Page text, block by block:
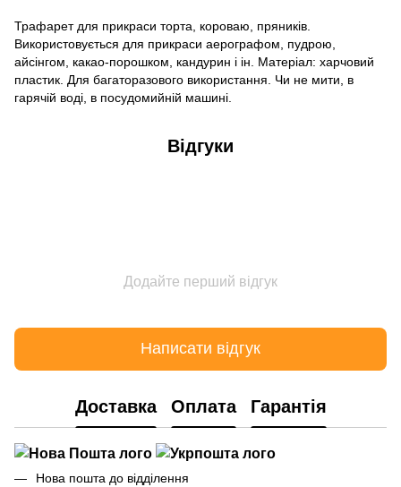
Трафарет для прикраси торта, короваю, пряників.
Використовується для прикраси аерографом, пудрою,
айсінгом, какао-порошком, кандурин і ін. Матеріал: харчовий
пластик. Для багаторазового використання. Чи не мити, в
гарячій воді, в посудомийній машині.
Відгуки
Додайте перший відгук
Написати відгук
Доставка Оплата Гарантія
Нова пошта до відділення